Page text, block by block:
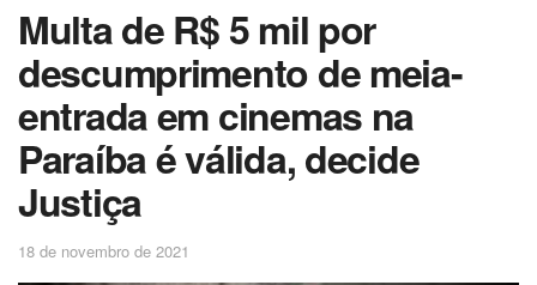
Multa de R$ 5 mil por
descumprimento de meia-
entrada em cinemas na
Paraíba é válida, decide
Justiça
18 de novembro de 2021